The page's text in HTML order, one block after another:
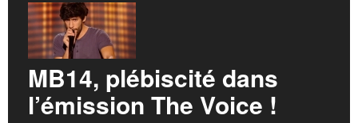
MB14, plébiscité dans
l’émission The Voice !